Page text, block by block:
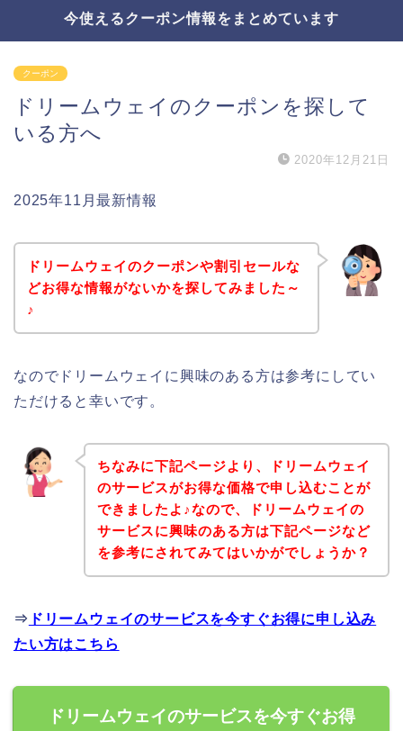
今使えるクーポン情報をまとめています
クーポン
ドリームウェイのクーポンを探して
いる方へ
2020年12月21日
2025年11月最新情報
ドリームウェイのクーポンや割引セールな
どお得な情報がないかを探してみました～
♪
なのでドリームウェイに興味のある方は参考にしてい
ただけると幸いです。
ちなみに下記ページより、ドリームウェイ
のサービスがお得な価格で申し込むことが
できましたよ♪なので、ドリームウェイの
サービスに興味のある方は下記ページなど
を参考にされてみてはいかがでしょうか？
⇒ ドリームウェイのサービスを今すぐお得に申し込み
たい方はこちら
ドリームウェイのサービスを今すぐお得